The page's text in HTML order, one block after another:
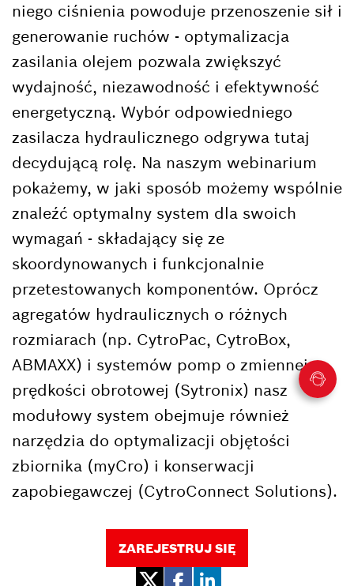
niego ciśnienia powoduje przenoszenie sił i
generowanie ruchów - optymalizacja
zasilania olejem pozwala zwiększyć
wydajność, niezawodność i efektywność
energetyczną. Wybór odpowiedniego
zasilacza hydraulicznego odgrywa tutaj
decydującą rolę. Na naszym webinarium
pokażemy, w jaki sposób możemy wspólnie
znaleźć optymalny system dla swoich
wymagań - składający się ze
skoordynowanych i funkcjonalnie
przetestowanych komponentów. Oprócz
agregatów hydraulicznych o różnych
rozmiarach (np. CytroPac, CytroBox,
ABMAXX) i systemów pomp o zmiennej
prędkości obrotowej (Sytronix) nasz
modułowy system obejmuje również
narzędzia do optymalizacji objętości
zbiornika (myCro) i konserwacji
zapobiegawczej (CytroConnect Solutions).
ZAREJESTRUJ SIĘ